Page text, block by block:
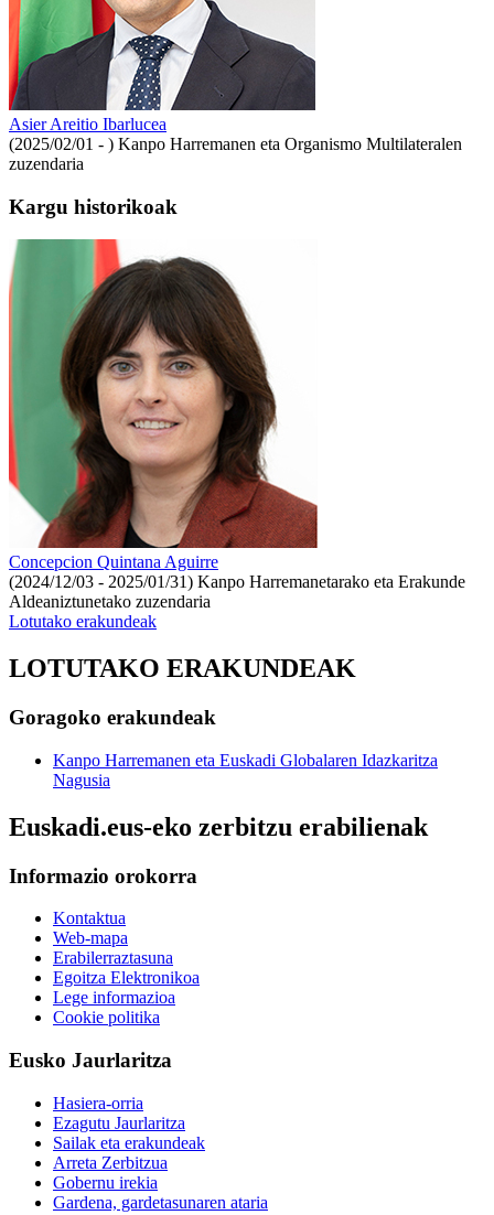
Asier Areitio Ibarlucea
(2025/02/01 - ) Kanpo Harremanen eta Organismo Multilateralen
zuzendaria
Kargu historikoak
Concepcion Quintana Aguirre
(2024/12/03 - 2025/01/31) Kanpo Harremanetarako eta Erakunde
Aldeaniztunetako zuzendaria
Lotutako erakundeak
LOTUTAKO ERAKUNDEAK
Goragoko erakundeak
Kanpo Harremanen eta Euskadi Globalaren Idazkaritza
Nagusia
Euskadi.eus-eko zerbitzu erabilienak
Informazio orokorra
Kontaktua
Web-mapa
Erabilerraztasuna
Egoitza Elektronikoa
Lege informazioa
Cookie politika
Eusko Jaurlaritza
Hasiera-orria
Ezagutu Jaurlaritza
Sailak eta erakundeak
Arreta Zerbitzua
Gobernu irekia
Gardena, gardetasunaren ataria